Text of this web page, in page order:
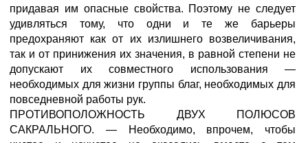
придавая им опасные свойства. Поэтому не следует
удивляться тому, что одни и те же барьеры
предохраняют как от их излишнего возвеличивания,
так и от принижения их значения, в равной степени не
допускают их совместного использования —
необходимых для жизни группы благ, необходимых для
повседневной работы рук.
ПРОТИВОПОЛОЖНОСТЬ ДВУХ ПОЛЮСОВ
САКРАЛЬНОГО. — Необходимо, впрочем, чтобы